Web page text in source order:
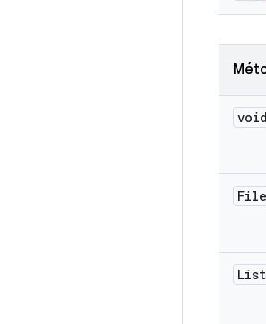
void
File